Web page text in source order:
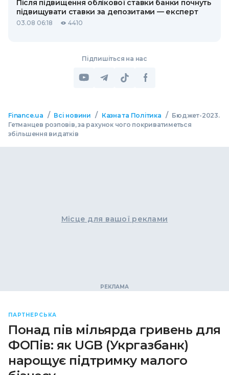
Після підвищення облікової ставки банки почнуть
підвищувати ставки за депозитами — експерт
03.08 06:18 4410
Підпишіться на нас
Finance.ua / Всі новини / Казна та Політика / Бюджет-2023.
Гетманцев розповів, за рахунок чого покриватиметься
збільшення видатків
Місце для вашої реклами
ПАРТНЕРСЬКА
Понад пів мільярда гривень для
ФОПів: як UGB (Укргазбанк)
нарощує підтримку малого